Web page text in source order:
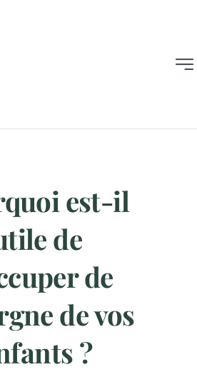
est-il
de
de
de vos
?